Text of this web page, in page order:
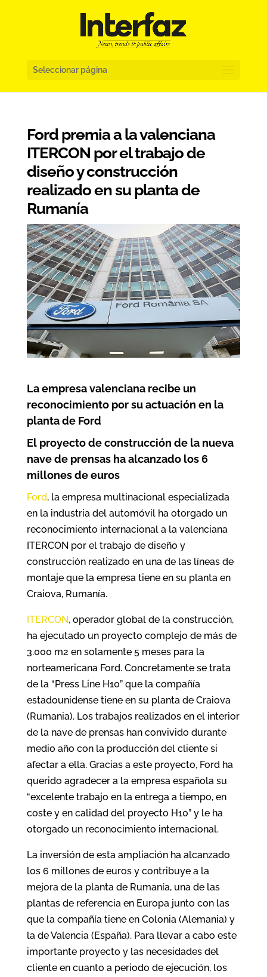
Seleccionar página
Ford premia a la valenciana
ITERCON por el trabajo de
diseño y construcción
realizado en su planta de
Rumanía
La empresa valenciana recibe un
reconocimiento por su actuación en la
planta de Ford
El proyecto de construcción de la nueva
nave de prensas ha alcanzado los 6
millones de euros
Ford, la empresa multinacional especializada
en la industria del automóvil ha otorgado un
reconocimiento internacional a la valenciana
ITERCON por el trabajo de diseño y
construcción realizado en una de las líneas de
montaje que la empresa tiene en su planta en
Craiova, Rumanía.
ITERCON, operador global de la construcción,
ha ejecutado un proyecto complejo de más de
3.000 m2 en solamente 5 meses para la
norteamericana Ford. Concretamente se trata
de la “Press Line H10” que la compañía
estadounidense tiene en su planta de Craiova
(Rumania). Los trabajos realizados en el interior
de la nave de prensas han convivido durante
medio año con la producción del cliente si
afectar a ella. Gracias a este proyecto, Ford ha
querido agradecer a la empresa española su
“excelente trabajo en la entrega a tiempo, en
coste y en calidad del proyecto H10” y le ha
otorgado un reconocimiento internacional.
La inversión de esta ampliación ha alcanzado
los 6 millones de euros y contribuye a la
mejora de la planta de Rumanía, una de las
plantas de referencia en Europa junto con las
que la compañía tiene en Colonia (Alemania) y
la de Valencia (España). Para llevar a cabo este
importante proyecto y las necesidades del
cliente en cuanto a periodo de ejecución, los